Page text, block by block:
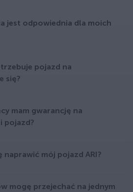
jest odpowiednia dla moich
pojazd na
się?
mam gwarancję na
pojazd?
naprawić mój pojazd ARI?
mogę przejechać na jednym